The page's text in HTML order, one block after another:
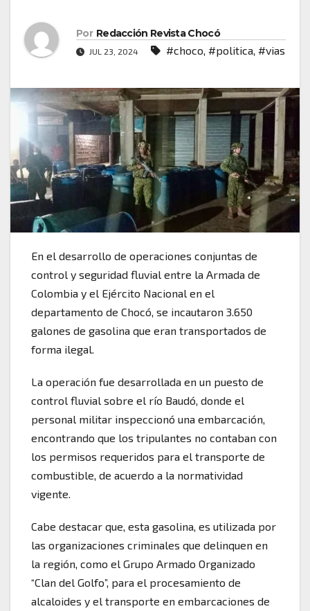
Por Redacción Revista Chocó
JUL 23, 2024 #choco, #politica, #vias
En el desarrollo de operaciones conjuntas de
control y seguridad fluvial entre la Armada de
Colombia y el Ejército Nacional en el
departamento de Chocó, se incautaron 3.650
galones de gasolina que eran transportados de
forma ilegal.
La operación fue desarrollada en un puesto de
control fluvial sobre el río Baudó, donde el
personal militar inspeccionó una embarcación,
encontrando que los tripulantes no contaban con
los permisos requeridos para el transporte de
combustible, de acuerdo a la normatividad
vigente.
Cabe destacar que, esta gasolina, es utilizada por
las organizaciones criminales que delinquen en
la región, como el Grupo Armado Organizado
“Clan del Golfo”, para el procesamiento de
alcaloides y el transporte en embarcaciones de